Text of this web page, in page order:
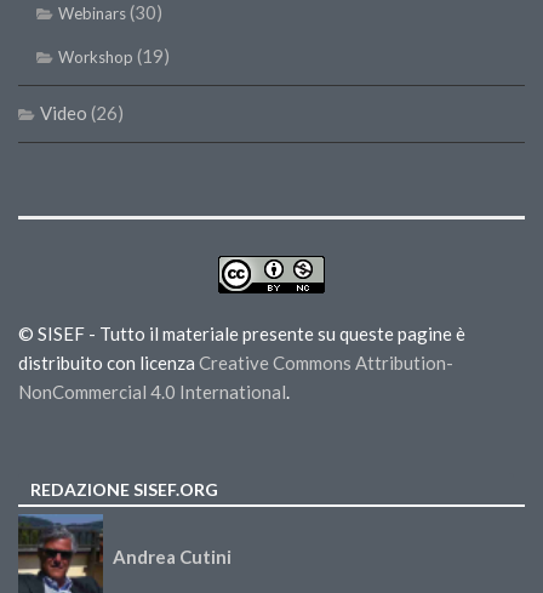
Webinars(30)
Workshop (19)
Video (26)
© SISEF - Tutto il materiale presente su queste pagine è
distribuito con licenza Creative Commons Attribution-
NonCommercial 4.0 International.
REDAZIONE SISEF.ORG
Andrea Cutini